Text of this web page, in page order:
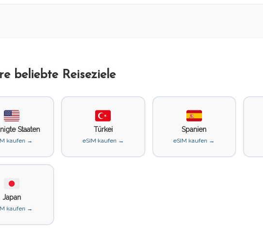
beliebte Reiseziele
Staaten
kaufen →
Türkei
eSIM kaufen →
Spanien
eSIM kaufen →
Japan
kaufen →